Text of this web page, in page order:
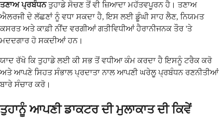
ਤਣਾਅ ਪ੍ਰਬੰਧਨਤੁਹਾਡੇ ਸੋਚਣ ਤੋਂ ਵੀ ਜ਼ਿਆਦਾ ਮਹੱਤਵਪੂਰਨ ਹੈ। ਤਣਾਅ
ਐਲਰਜੀ ਦੇ ਲੱਛਣਾਂ ਨੂੰ ਵਧਾ ਸਕਦਾ ਹੈ, ਇਸ ਲਈ ਡੂੰਘੀ ਸਾਹ ਲੈਣ, ਨਿਯਮਤ
ਕਸਰਤ ਅਤੇ ਕਾਫ਼ੀ ਨੀਂਦ ਵਰਗੀਆਂ ਗਤੀਵਿਧੀਆਂ ਹੈਰਾਨੀਜਨਕ ਤੌਰ 'ਤੇ
ਮਦਦਗਾਰ ਹੋ ਸਕਦੀਆਂ ਹਨ।
ਯਾਦ ਰੱਖੋ ਕਿ ਤੁਹਾਡੇ ਲਈ ਕੀ ਸਭ ਤੋਂ ਵਧੀਆ ਕੰਮ ਕਰਦਾ ਹੈ ਇਸਨੂੰ ਟਰੈਕ ਕਰੋ
ਅਤੇ ਆਪਣੇ ਸਿਹਤ ਸੰਭਾਲ ਪ੍ਰਦਾਤਾ ਨਾਲ ਆਪਣੀ ਘਰੇਲੂ ਪ੍ਰਬੰਧਨ ਰਣਨੀਤੀਆਂ
ਬਾਰੇ ਸੰਚਾਰ ਕਰੋ।
ਤੁਹਾਨੂੰ ਆਪਣੀ ਡਾਕਟਰ ਦੀ ਮੁਲਾਕਾਤ ਦੀ ਕਿਵੇਂ